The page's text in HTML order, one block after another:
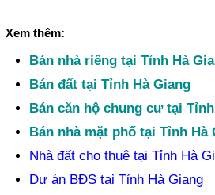
Xem thêm:
Bán nhà riêng tại Tỉnh Hà
Bán đất tại Tỉnh Hà Giang
Bán căn hộ chung cư tại
Bán nhà mặt phố tại Tỉnh Hà
Nhà đất cho thuê tại Tỉnh Hà
Dự án BĐS tại Tỉnh Hà Giang